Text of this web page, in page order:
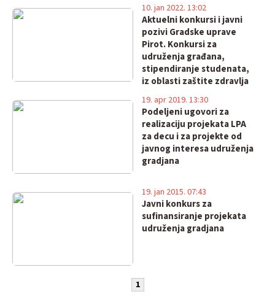
Aktuelni konkursi i javni
pozivi Gradske uprave
Pirot. Konkursi za
udruženja građana,
stipendiranje studenata,
iz oblasti zaštite zdravlja
10. jan 2022. 13:02
Podeljeni ugovori za
realizaciju projekata LPA
za decu i za projekte od
javnog interesa udruženja
gradjana
19. apr 2019. 13:30
Javni konkurs za
sufinansiranje projekata
udruženja gradjana
19. jan 2015. 07:43
1